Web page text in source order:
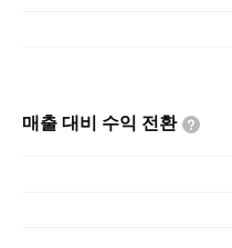
매출 대비 수익 전환